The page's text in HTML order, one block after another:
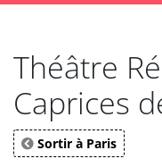
Théâtre
Caprices
Sortir à Paris